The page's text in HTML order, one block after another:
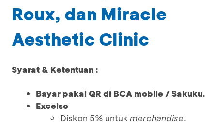
Roux, dan Miracle
Aesthetic Clinic
Syarat & Ketentuan :
Bayar pakai QR di BCA mobile / Sakuku.
Excelso
Diskon 5% untuk merchandise.